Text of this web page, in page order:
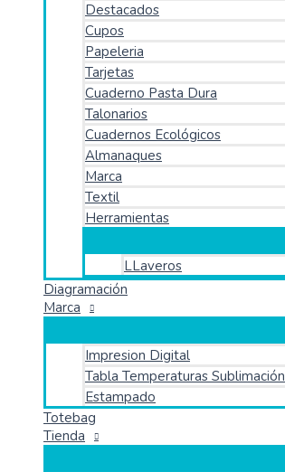
Destacados
Cupos
Papeleria
Tarjetas
Cuaderno Pasta Dura
Talonarios
Cuadernos Ecológicos
Almanaques
Marca
Textil
Herramientas
LLaveros
Diagramación
Marca
Impresion Digital
Tabla Temperaturas Sublimación
Estampado
Totebag
Tienda